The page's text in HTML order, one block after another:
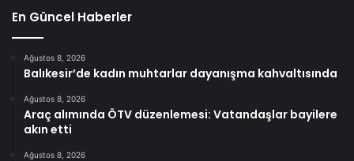
En Güncel Haberler
Ağustos 8, 2026
Balıkesir’de kadın muhtarlar dayanışma kahvaltısında
Ağustos 8, 2026
Araç alımında ÖTV düzenlemesi: Vatandaşlar bayilere
akın etti
Ağustos 8, 2026